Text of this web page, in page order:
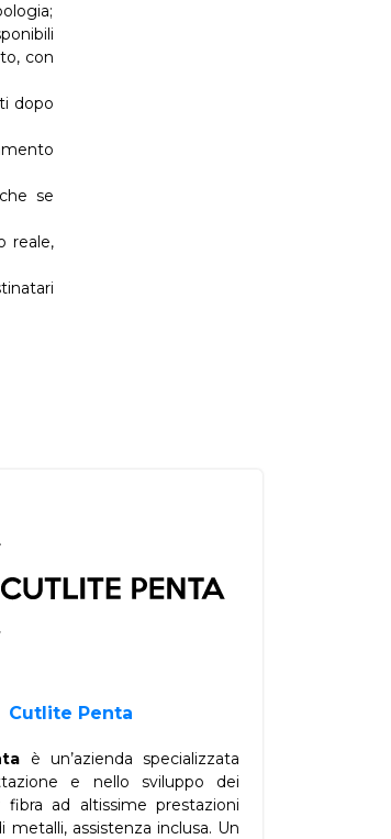
con
dopo
se
reale,
Cutlite Penta
è un’azienda specializzata
e nello sviluppo dei
fibra ad altissime prestazioni
metalli, assistenza inclusa. Un